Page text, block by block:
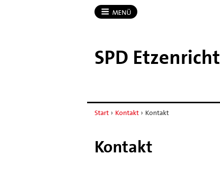
MENÜ
SPD Etzenricht
Start › Kontakt › Kontakt
Kontakt